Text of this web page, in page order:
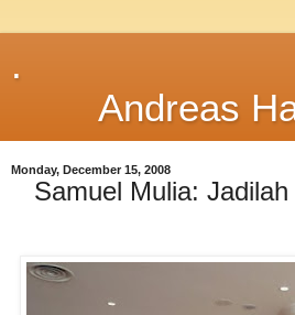
.
Andreas
Monday, December 15, 2008
Samuel Mulia: